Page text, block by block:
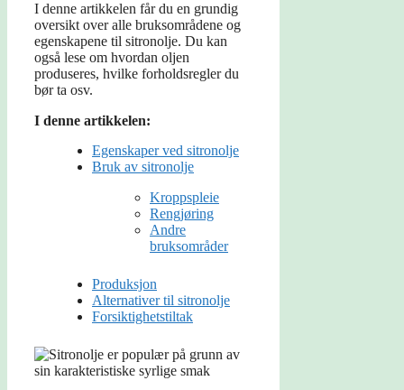
I denne artikkelen får du en grundig
oversikt over alle bruksområdene og
egenskapene til sitronolje. Du kan
også lese om hvordan oljen
produseres, hvilke forholdsregler du
bør ta osv.
I denne artikkelen:
Egenskaper ved sitronolje
Bruk av sitronolje
Kroppspleie
Rengjøring
Andre
bruksområder
Produksjon
Alternativer til sitronolje
Forsiktighetstiltak